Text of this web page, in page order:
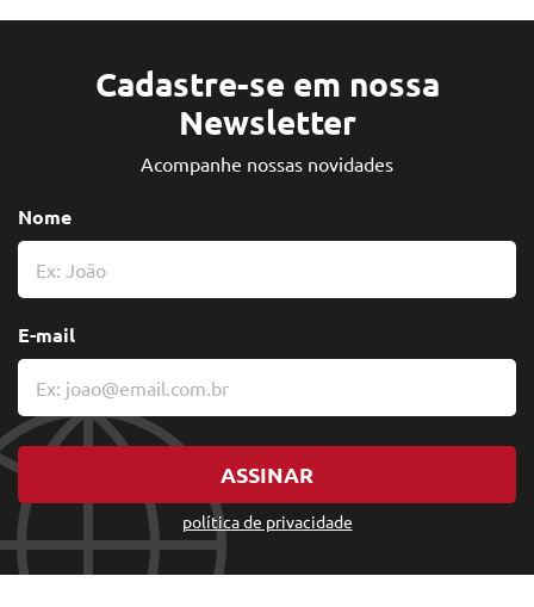
Cadastre-se em nossa
Newsletter
Acompanhe nossas novidades
política de privacidade
Nome
E-mail
ASSINAR